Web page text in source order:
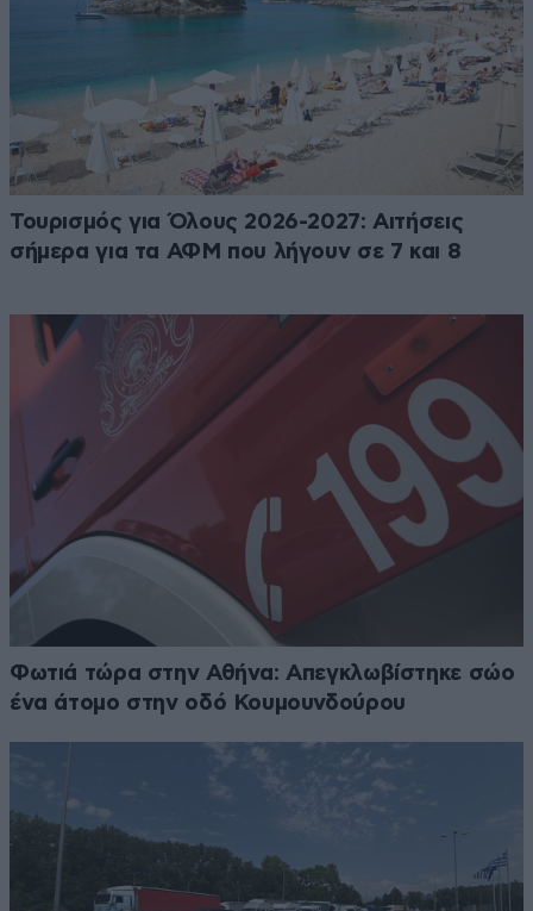
Τουρισμός για Όλους 2026-2027: Αιτήσεις
σήμερα για τα ΑΦΜ που λήγουν σε 7 και 8
Φωτιά τώρα στην Αθήνα: Απεγκλωβίστηκε σώο
ένα άτομο στην οδό Κουμουνδούρου